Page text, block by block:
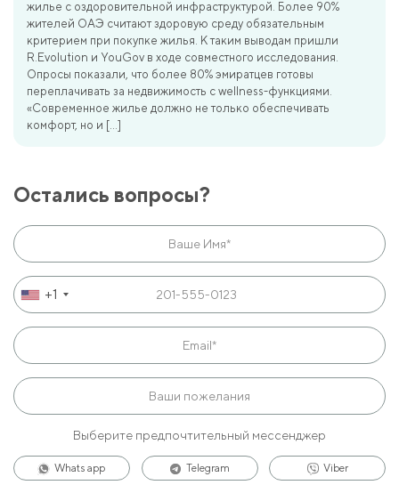
жилье с оздоровительной инфраструктурой. Более 90%
жителей ОАЭ считают здоровую среду обязательным
критерием при покупке жилья. К таким выводам пришли
R.Evolution и YouGov в ходе совместного исследования.
Опросы показали, что более 80% эмиратцев готовы
переплачивать за недвижимость с wellness-функциями.
«Современное жилье должно не только обеспечивать
комфорт, но и […]
Остались вопросы?
+1
Выберите предпочтительный мессенджер
Whats app Telegram Viber